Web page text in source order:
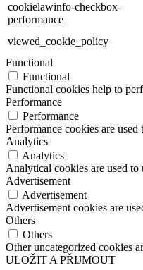
cookielawinfo-checkbox-
performance
viewed_cookie_policy
Functional
Functional
Functional cookies help to
Performance
Performance
Performance cookies are
Analytics
Analytics
Analytical cookies are used
Advertisement
Advertisement
Advertisement cookies are
Others
Others
Other uncategorized cookies
ULOŽIT A PŘIJMOUT